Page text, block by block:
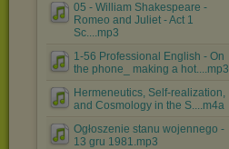
05 - William Shakespeare -
Romeo and Juliet - Act 1
Sc....mp3
1-56 Professional English - On
the phone_ making a hot....mp3
Hermeneutics, Self-realization,
and Cosmology in the S....m4a
Ogłoszenie stanu wojennego -
13 gru 1981.mp3